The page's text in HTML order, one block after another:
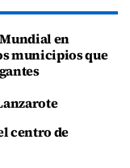
en
municipios que
centro de